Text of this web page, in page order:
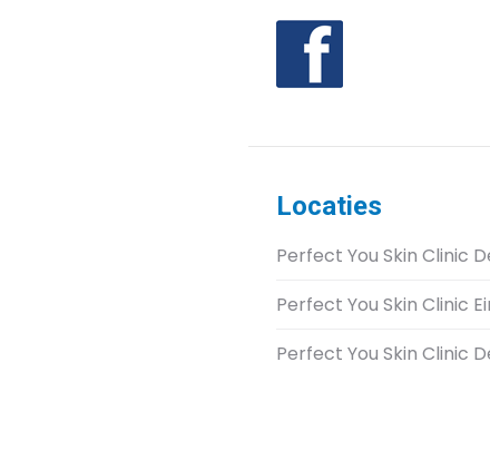
Locaties
Perfect You Skin Clinic
Perfect You Skin Clinic
Perfect You Skin Clinic